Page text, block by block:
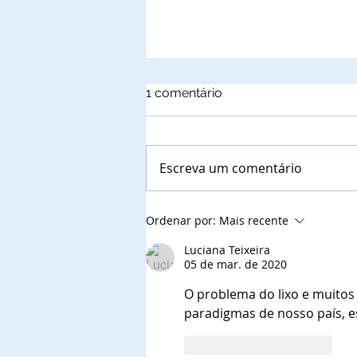
Wilson Rodrigues, padrinho
da primeira turma de
Comendadores da Ordem
do Mérito do Elo Social,
privada do Distrito Federal,
convoca os laureados para
1 comentário
Escreva um comentário
Ordenar por: Mais recente
Luciana Teixeira
05 de mar. de 2020
O problema do lixo e
paradigmas de nosso país,